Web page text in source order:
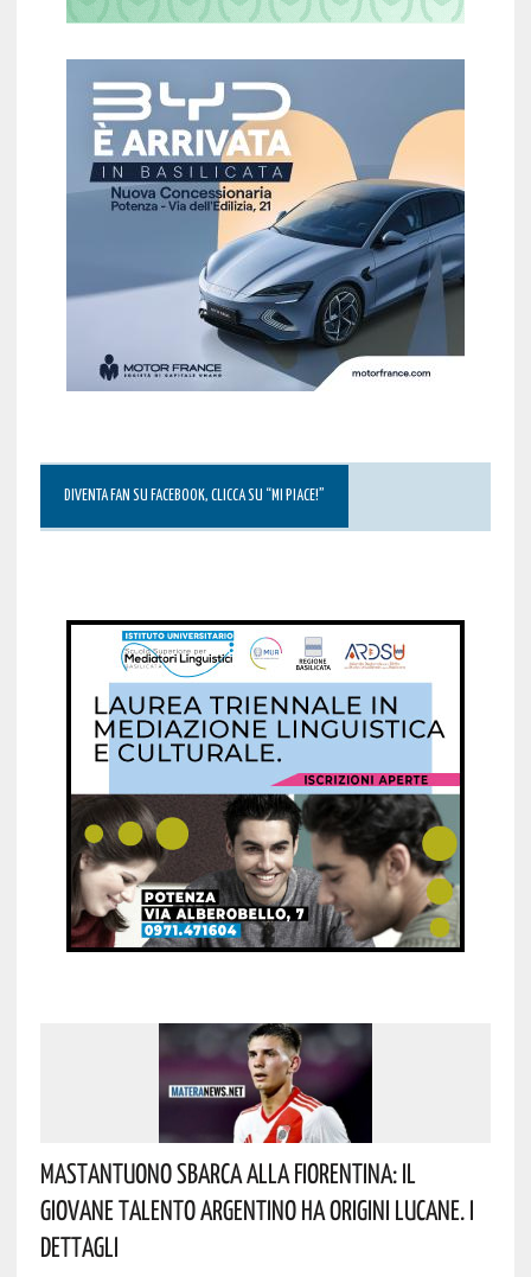
DIVENTA FAN SU FACEBOOK, CLICCA SU “MI PIACE!”
Mastantuono Sbarca Alla Fiorentina: Il
Giovane Talento Argentino Ha Origini Lucane. I
Dettagli